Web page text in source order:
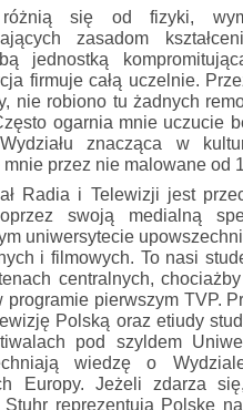
różnią się od fizyki,
zasadom
jednostką
firmuje całą uczelnie.
nie robiono tu żadnych
ogarnia mnie uczucie
znacząca w
przez nie malowane od
Radia i Telewizji jest
swoją medialną
uniwersytecie
i filmowych. To nasi
centralnych,
programie pierwszym TVP.
Polską oraz etiudy
pod szyldem
wiedzę o
Europy. Jeżeli zdarza
reprezentują Polskę